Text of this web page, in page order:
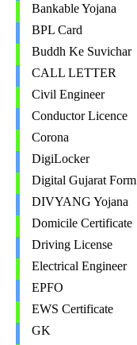
Bankable Yojana
BPL Card
Buddh Ke Suvichar
CALL LETTER
Civil Engineer
Conductor Licence
Corona
DigiLocker
Digital Gujarat Form
DIVYANG Yojana
Domicile Certificate
Driving License
Electrical Engineer
EPFO
EWS Certificate
GK